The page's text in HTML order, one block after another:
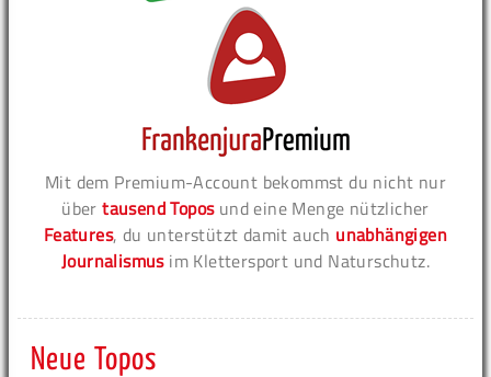
Mit dem Premium-Account bekommst du nicht nur
übertausend Toposund eine Menge nützlicher
Features, du unterstützt damit auch unabhängigen
Journalismusim Klettersport und Naturschutz.
Neue Topos